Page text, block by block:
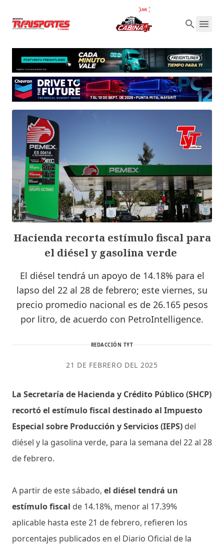
Hacienda recorta estímulo fiscal para
el diésel y gasolina verde
El diésel tendrá un apoyo de 14.18% para el
lapso del 22 al 28 de febrero; este viernes, su
precio promedio nacional es de 26.165 pesos
por litro, de acuerdo con PetroIntelligence.
REDACCIÓN TYT
21 DE FEBRERO DEL 2025
La Secretaría de Hacienda y Crédito Público (SHCP)
recortó el estímulo fiscal destinado al Impuesto
Especial sobre Producción y Servicios (IEPS) del
diésel y la gasolina verde, para la semana del 22 al 28
de febrero.
A partir de este sábado, el diésel tendrá un
estímulo fiscal de 14.18%, menor al 17.39%
aplicable hasta este 21 de febrero, refieren los
porcentajes publicados en el Diario Oficial de la